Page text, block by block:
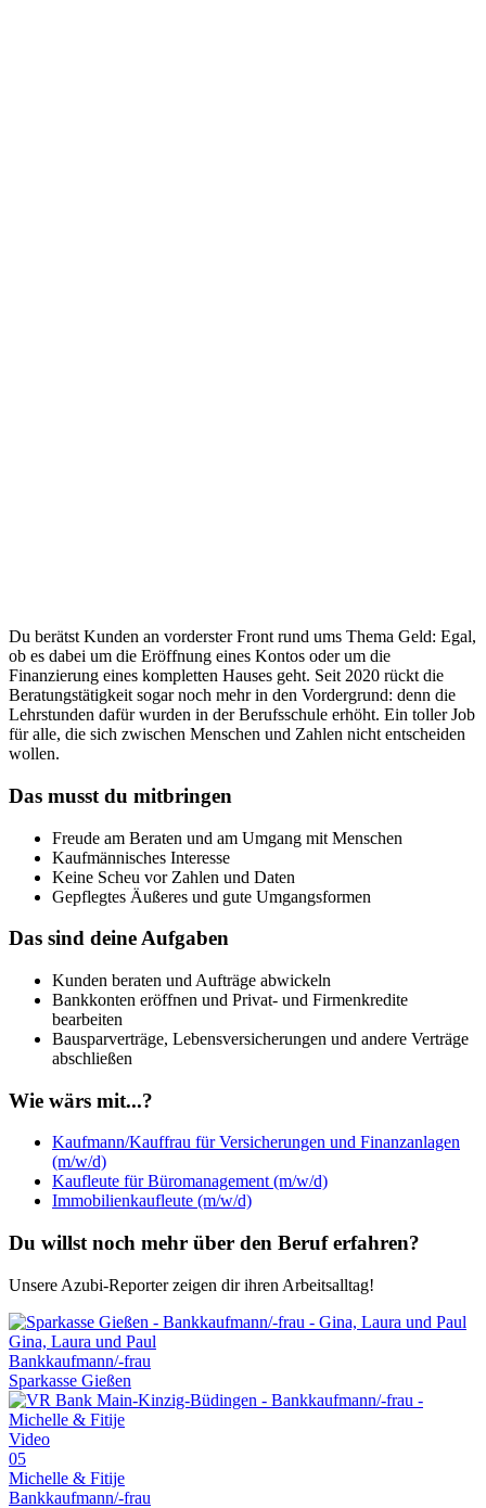
Du berätst Kunden an vorderster Front rund ums Thema Geld: Egal,
ob es dabei um die Eröffnung eines Kontos oder um die
Finanzierung eines kompletten Hauses geht. Seit 2020 rückt die
Beratungstätigkeit sogar noch mehr in den Vordergrund: denn die
Lehrstunden dafür wurden in der Berufsschule erhöht. Ein toller Job
für alle, die sich zwischen Menschen und Zahlen nicht entscheiden
wollen.
Das musst du mitbringen
Freude am Beraten und am Umgang mit Menschen
Kaufmännisches Interesse
Keine Scheu vor Zahlen und Daten
Gepflegtes Äußeres und gute Umgangsformen
Das sind deine Aufgaben
Kunden beraten und Aufträge abwickeln
Bankkonten eröffnen und Privat- und Firmenkredite
bearbeiten
Bausparverträge, Lebensversicherungen und andere Verträge
abschließen
Wie wärs mit...?
Kaufmann/Kauffrau für Versicherungen und Finanzanlagen
(m/w/d)
Kaufleute für Büromanagement (m/w/d)
Immobilienkaufleute (m/w/d)
Du willst noch mehr über den Beruf erfahren?
Unsere Azubi-Reporter zeigen dir ihren Arbeitsalltag!
Gina, Laura und Paul
Bankkaufmann/-frau
Sparkasse Gießen
Video
05
Michelle & Fitije
Bankkaufmann/-frau